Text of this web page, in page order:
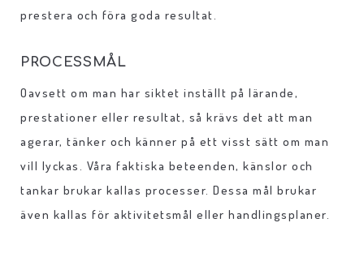
prestera och föra goda resultat.
PROCESSMÅL
Oavsett om man har siktet inställt på lärande,
prestationer eller resultat, så krävs det att man
agerar, tänker och känner på ett visst sätt om man
vill lyckas. Våra faktiska beteenden, känslor och
tankar brukar kallas processer. Dessa mål brukar
även kallas för aktivitetsmål eller handlingsplaner.